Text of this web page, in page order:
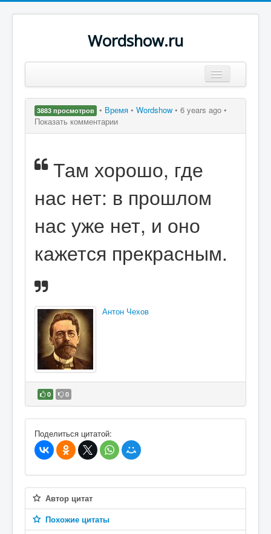
Wordshow.ru
Популярные цитаты
Поиск
3883 просмотров • Время • Wordshow • 6 years ago •
Показать комментарии
Там хорошо, где
нас нет: в прошлом
нас уже нет, и оно
кажется прекрасным.
Антон Чехов
0 0
В избранное
Поделиться цитатой:
Автор цитат
Похожие цитаты